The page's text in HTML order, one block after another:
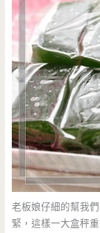
老板娘仔細的幫我
緊，這樣一大盒秤